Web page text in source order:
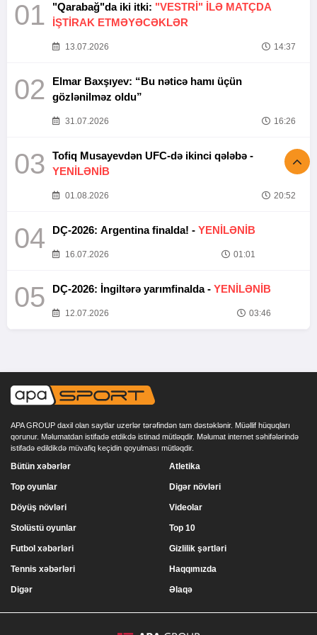
01 "Qarabağ"da iki itki: "VESTRİ" İLƏ MATÇDA
İŞTİRAK ETMƏYƏCƏKLƏR
13.07.2026 14:37
02
Elmar Baxşıyev: “Bu nəticə hamı üçün
gözlənilməz oldu”
31.07.2026 16:26
03
Tofiq Musayevdən UFC-də ikinci qələbə -
YENİLƏNİB
01.08.2026 20:52
04 DÇ-2026: Argentina finalda! - YENİLƏNİB
16.07.2026 01:01
05 DÇ-2026: İngiltərə yarımfinalda - YENİLƏNİB
12.07.2026 03:46
APA GROUP daxil olan saytlar uzerlər tərəfindən tam dəstəklənir. Müəllif hüquqları
qorunur. Məlumatdan istifadə etdikdə istinad mütləqdir. Məlumat internet səhifələrində
istifadə edildikdə müvafiq keçidin qoyulması mütləqdir.
Bütün xəbərlər
Top oyunlar
Döyüş növləri
Stolüstü oyunlar
Atletika
Digər növləri
Videolar
Top 10
Futbol xəbərləri
Tennis xəbərləri
Digər
Gizlilik şərtləri
Haqqımızda
Əlaqə